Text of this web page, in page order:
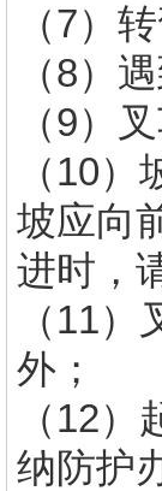
（7）
（8）
（9）
（10
坡应向
进时，
（11
外；
（12
纳防护